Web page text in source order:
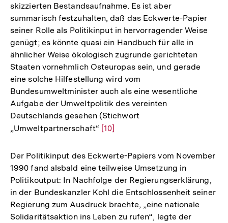
skizzierten Bestandsaufnahme. Es ist aber
summarisch festzuhalten, daß das Eckwerte-Papier
seiner Rolle als Politikinput in hervorragender Weise
genügt; es könnte quasi ein Handbuch für alle in
ähnlicher Weise ökologisch zugrunde gerichteten
Staaten vornehmlich Osteuropas sein, und gerade
eine solche Hilfestellung wird vom
Bundesumweltminister auch als eine wesentliche
Aufgabe der Umweltpolitik des vereinten
Deutschlands gesehen (Stichwort
„Umweltpartnerschaft“ Zur
der
Fußnote
[10]
Der Politikinput des Eckwerte-Papiers vom November
1990 fand alsbald eine teilweise Umsetzung in
Politikoutput: In Nachfolge der Regierungserklärung,
in der Bundeskanzler Kohl die Entschlossenheit seiner
Regierung zum Ausdruck brachte, „eine nationale
Solidaritätsaktion ins Leben zu rufen“, legte der